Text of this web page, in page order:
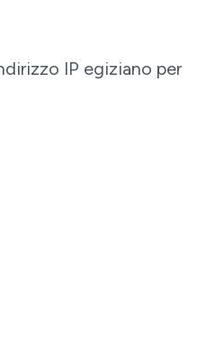
IP egiziano per